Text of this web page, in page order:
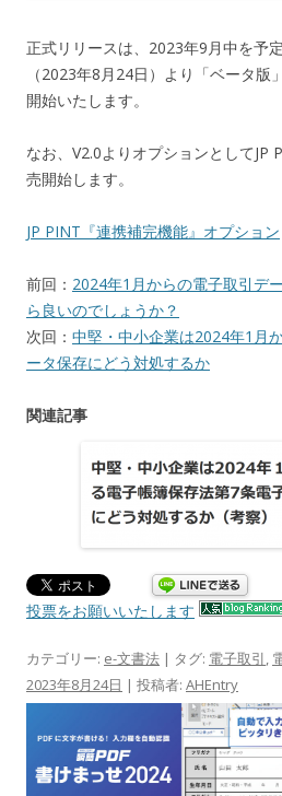
正式リリースは、2023年9月中を予
（2023年8月24日）より「ベータ版
開始いたします。
なお、V2.0よりオプションとしてJP
売開始します。
JP PINT『連携補完機能』オプション
前回： 2024年1月からの電子取引デ
ら良いのでしょうか？
次回： 中堅・中小企業は2024年1月
ータ保存にどう対処するか
関連記事
投票をお願いいたします
カテゴリー: e-文書法 | タグ: 電子取引,
2023年8月24日 | 投稿者: AHEntry